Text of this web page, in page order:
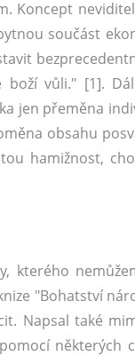
Koncept
součást
boží vůli." [1].
jen přeměna
obsahu
hamižnost,
kterého
"Bohatství
Napsal také
některých